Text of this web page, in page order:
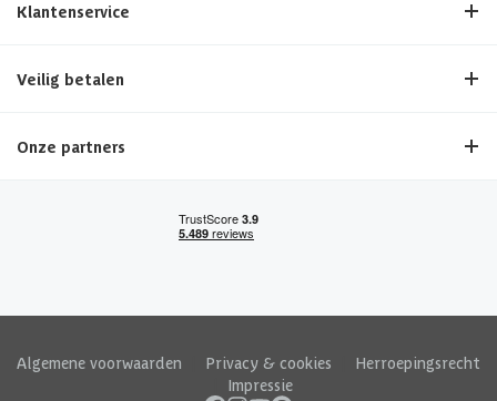
Klantenservice
Veilig betalen
Onze partners
Algemene voorwaarden Privacy & cookies
Herroepingsrecht
Impressie